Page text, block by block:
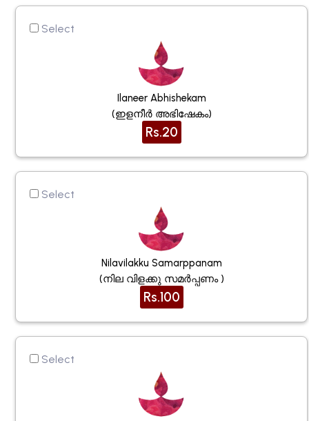
Select
Ilaneer Abhishekam
(ഇളനീര്‍ അഭിഷേകം)
Rs.20
Select
Nilavilakku Samarppanam
(നില വിളക്കു സമർപ്പണം )
Rs.100
Select